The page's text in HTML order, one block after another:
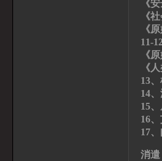
《
《
《
11-
《
《
13
14
15
16
17
消遣